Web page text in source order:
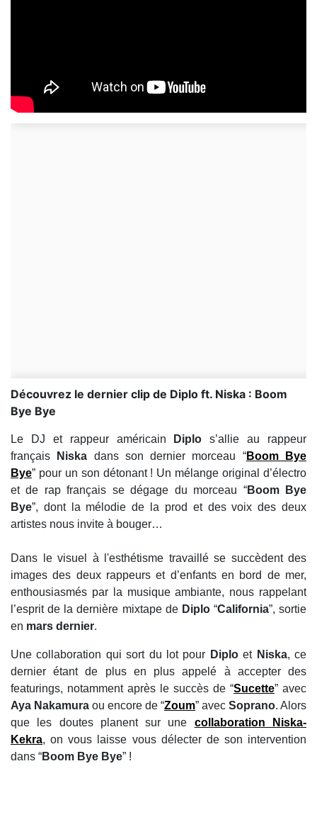
Découvrez le dernier clip de Diplo ft. Niska : Boom
Bye Bye
Le DJ et rappeur américain Diplo s’allie au rappeur
français
Niska dans son dernier morceau “Boom Bye
Bye” pour un son détonant ! Un mélange original d’électro
et de rap français se dégage du morceau “Boom Bye
Bye”, dont la mélodie de la prod et des voix des deux
artistes nous invite à bouger…
Dans le visuel à l'esthétisme travaillé se succèdent des
images des deux rappeurs et d’enfants en bord de mer,
enthousiasmés par la musique ambiante, nous rappelant
l’esprit de la dernière mixtape de Diplo “California”, sortie
en mars dernier.
Une collaboration qui sort du lot pour Diploet Niska, ce
dernier étant de plus en plus appelé à accepter des
featurings, notamment après le succès de “Sucette” avec
Aya Nakamura ou encore de “Zoum” avec Soprano. Alors
que les doutes planent sur une collaboration Niska-
Kekra, on vous laisse vous délecter de son intervention
dans “Boom Bye Bye” !